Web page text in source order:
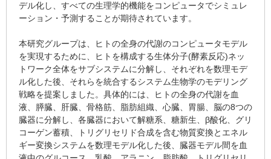
デル化し、すべての生理学的機能をコンピュータでシミュレ
ーション・予測することが期待されています。
本研究グループは、ヒトの全身の代謝のコンピュータモデル
を実現するために、ヒトを構成する生体分子(酵素反応)ネッ
トワーク全体をサブシステムに分解し、それぞれを数理モデ
ル化した後、それらを統合するシステム生物学のモデリング
戦略を提案しました。具体的には、ヒトの全身の代謝を血
液、膵臓、肝臓、骨格筋、脂肪組織、心臓、胃腸、脳の8つの
臓器に分解し、各臓器において解糖系、糖新生、β酸化、グリ
コーゲン蓄積、トリグリセリド合成を含む物質変換とエネル
ギー変換システムを数理モデル化した後、臓器モデル間を血